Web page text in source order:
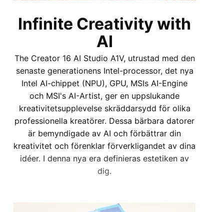
Infinite Creativity with
AI
The Creator 16 AI Studio A1V, utrustad med den
senaste generationens Intel-processor, det nya
Intel AI-chippet (NPU), GPU, MSIs AI-Engine
och MSI's AI-Artist, ger en uppslukande
kreativitetsupplevelse skräddarsydd för olika
professionella kreatörer. Dessa bärbara datorer
är bemyndigade av AI och förbättrar din
kreativitet och förenklar förverkligandet av dina
idéer. I denna nya era definieras estetiken av
dig.